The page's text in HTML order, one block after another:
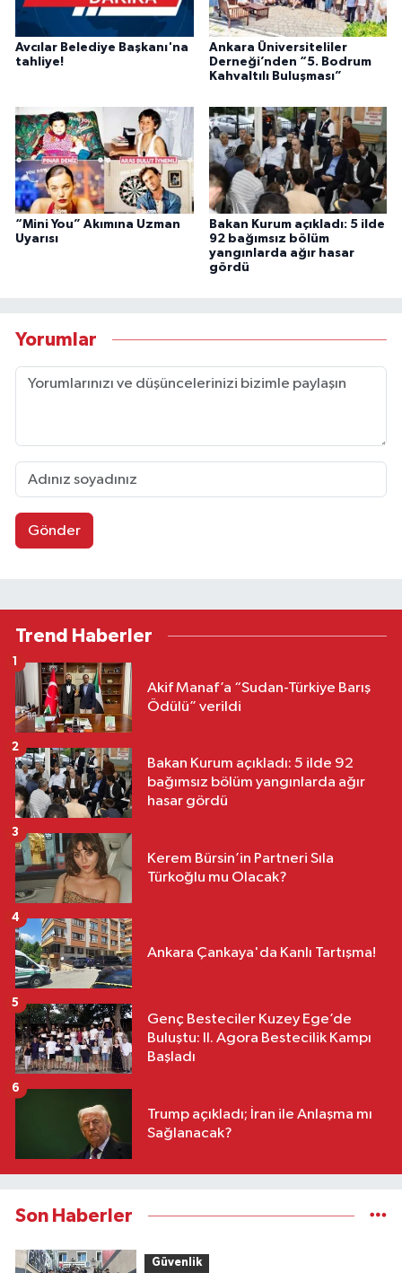
Avcılar Belediye Başkanı'na
tahliye!
Ankara Üniversiteliler
Derneği’nden “5. Bodrum
Kahvaltılı Buluşması”
“Mini You” Akımına Uzman
Uyarısı
Bakan Kurum açıkladı: 5 ilde
92 bağımsız bölüm
yangınlarda ağır hasar
gördü
Yorumlar
Gönder
Trend Haberler
Akif Manaf’a “Sudan-Türkiye Barış
Ödülü” verildi
1
Bakan Kurum açıkladı: 5 ilde 92
bağımsız bölüm yangınlarda ağır
hasar gördü
2
Kerem Bürsin’in Partneri Sıla
Türkoğlu mu Olacak?
3
Ankara Çankaya'da Kanlı Tartışma!
4
Genç Besteciler Kuzey Ege’de
Buluştu: II. Agora Bestecilik Kampı
Başladı
5
Trump açıkladı; İran ile Anlaşma mı
Sağlanacak?
6
Son Haberler
Güvenlik